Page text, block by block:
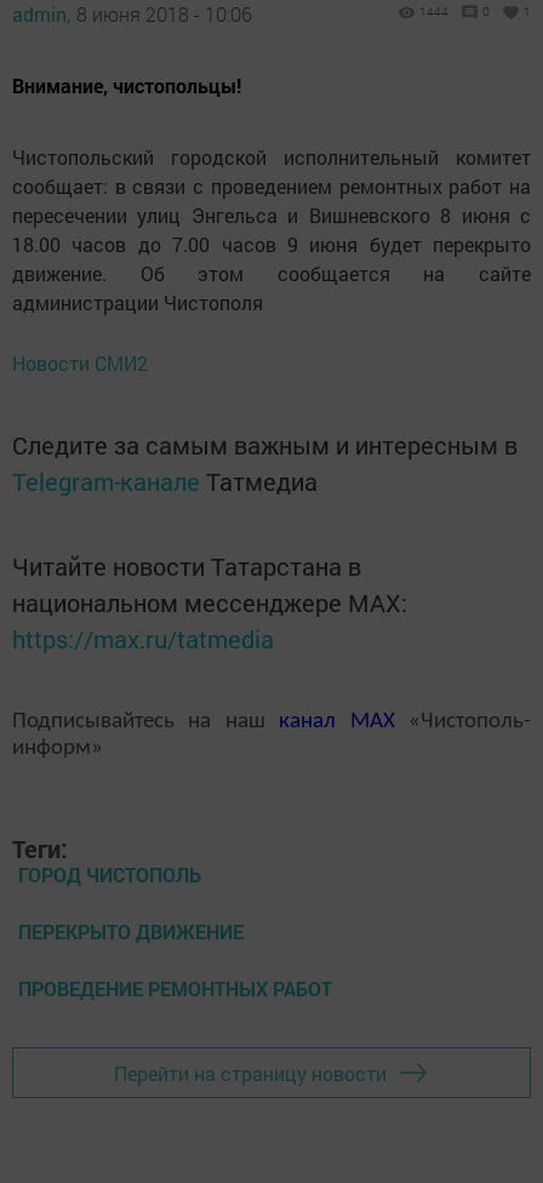
admin, 8 июня 2018 - 10:06 1444 0 1
Внимание, чистопольцы!
Чистопольский городской исполнительный комитет
сообщает: в связи с проведением ремонтных работ на
пересечении улиц Энгельса и Вишневского 8 июня с
18.00 часов до 7.00 часов 9 июня будет перекрыто
движение. Об этом сообщается на сайте
администрации Чистополя
Новости СМИ2
Следите за самым важным и интересным в
Telegram-канале Татмедиа
Читайте новости Татарстана в
национальном мессенджере MАХ:
https://max.ru/tatmedia
Подписывайтесь на наш канал MAX«Чистополь-
информ»
Теги:
ГОРОД ЧИСТОПОЛЬ
ПЕРЕКРЫТО ДВИЖЕНИЕ
ПРОВЕДЕНИЕ РЕМОНТНЫХ РАБОТ
Перейти на страницу новости